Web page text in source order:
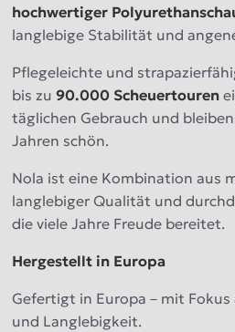
hochwertiger
langlebige Stabilität und
Pflegeleichte und
bis zu90.000 Scheuertouren
täglichen Gebrauch und
Jahren schön.
Nola ist eine Kombination aus
langlebiger Qualität und
die viele Jahre Freude bereitet.
Hergestellt in Europa
Gefertigt in Europa – mit
und Langlebigkeit.